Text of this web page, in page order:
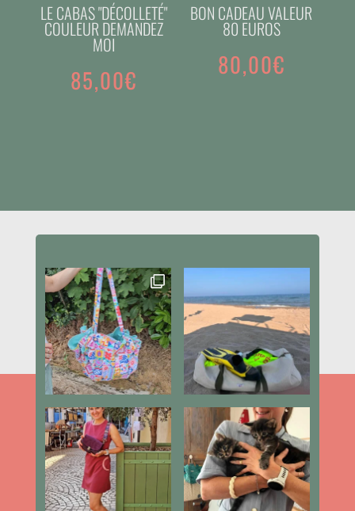
LE CABAS "DÉCOLLETÉ"
COULEUR DEMANDEZ
MOI
85,00€
BON CADEAU VALEUR
80 EUROS
80,00€